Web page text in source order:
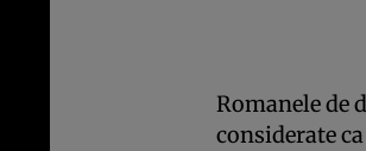
Romanele de
considerate